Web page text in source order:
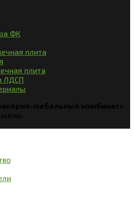
ФК
плита
плита
ЛДСП
мебельный комбинат»